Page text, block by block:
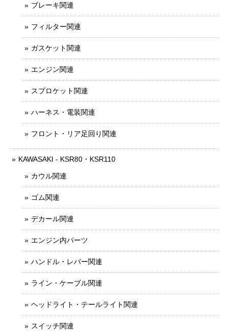
ブレーキ関連
フィルター関連
ガスケット関連
エンジン関連
スプロケット関連
ハーネス・電装関連
フロント・リア足回り関連
KAWASAKI - KSR80・KSR110
カウル関連
ゴム関連
デカール関連
エンジン内パーツ
ハンドル・レバー関連
ライン・ケーブル関連
ヘッドライト・テールライト関連
スイッチ関連